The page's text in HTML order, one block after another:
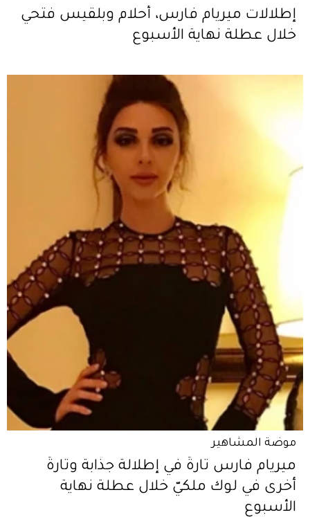
إطلالات ميريام فارس، أحلام وبلقيس فتحي
خلال عطلة نهاية الأسبوع
موضة المشاهير
ميريام فارس تارةً في إطلالة جذّابة وتارةً
أخرى في لوك ملكيّ خلال عطلة نهاية
الأسبوع